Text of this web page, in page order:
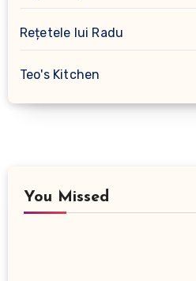
Rețetele lui Radu
Teo's Kitchen
You Missed